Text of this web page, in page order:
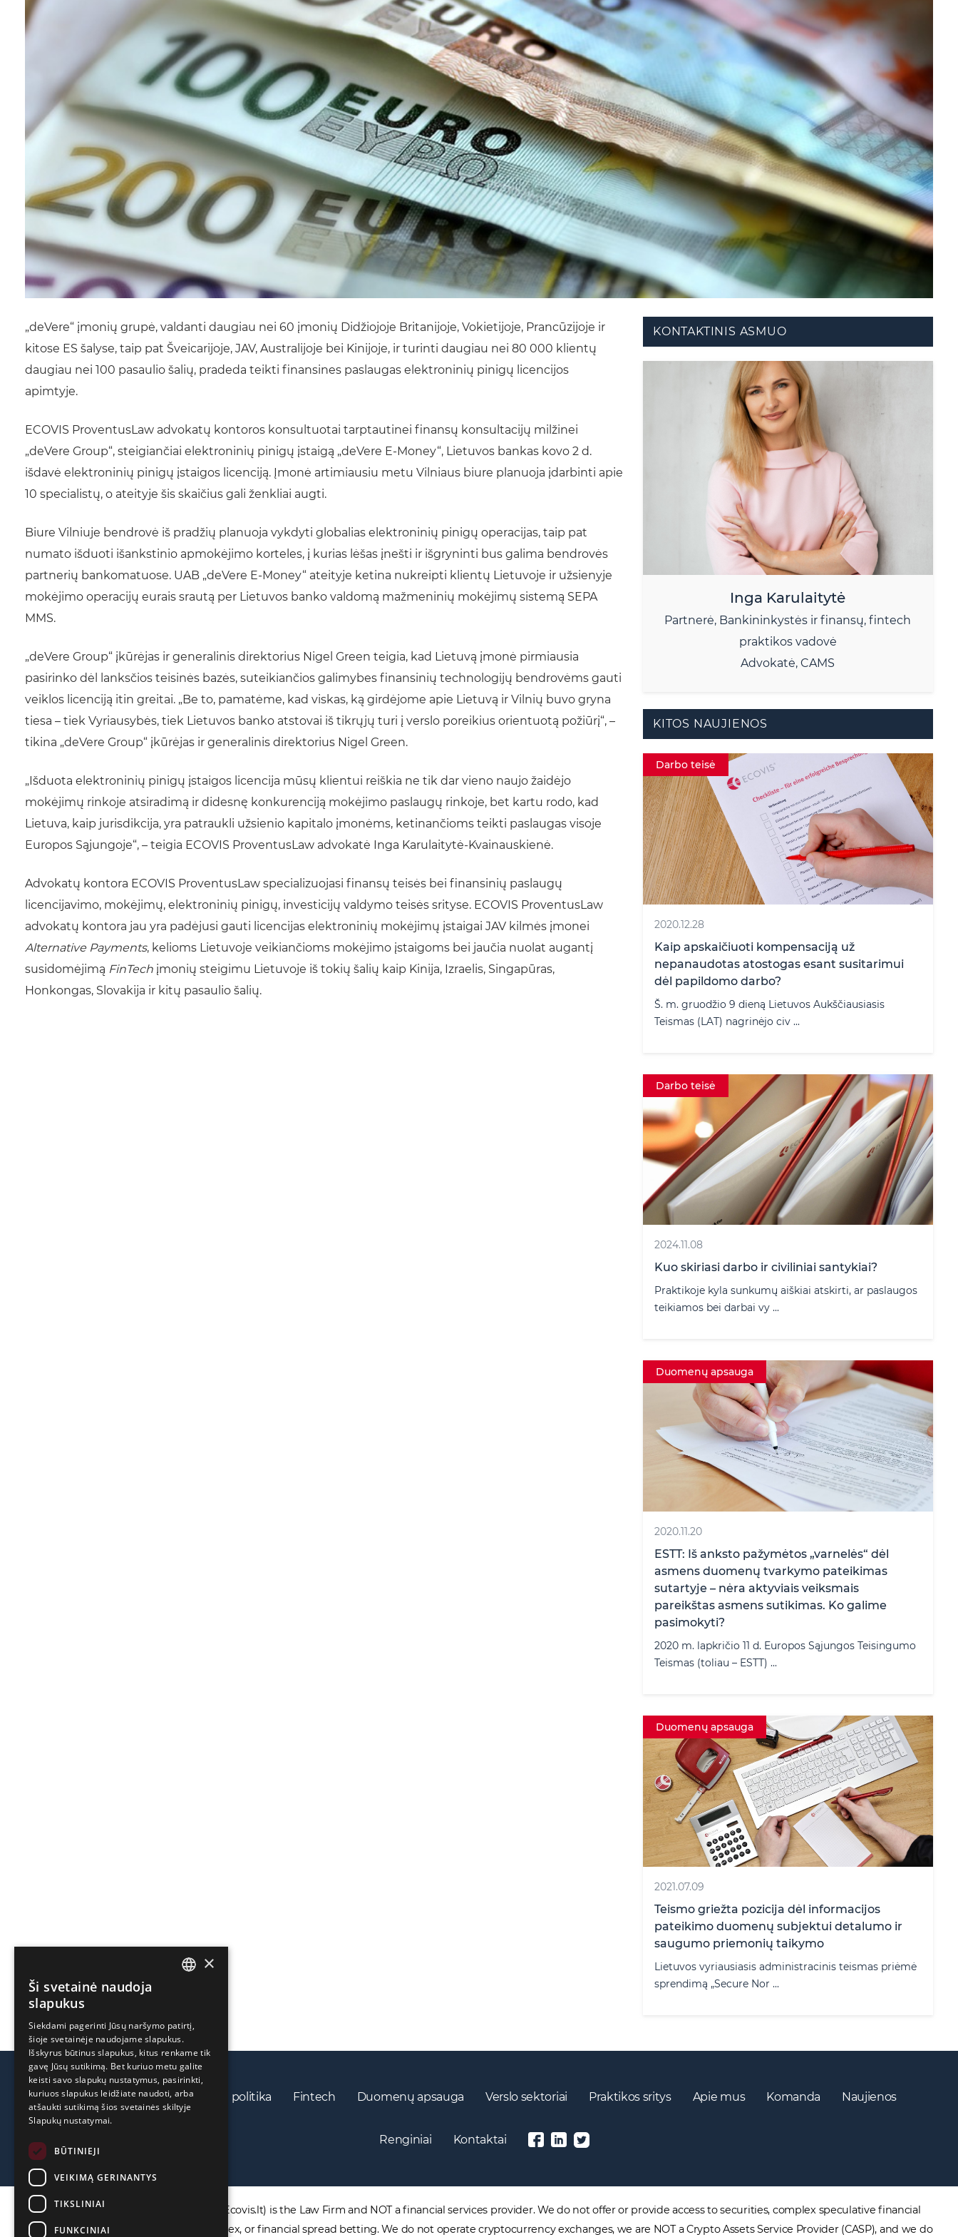
„deVere“ įmonių grupė, valdanti daugiau nei 60 įmonių Didžiojoje Britanijoje, Vokietijoje, Prancūzijoje ir
kitose ES šalyse, taip pat Šveicarijoje, JAV, Australijoje bei Kinijoje, ir turinti daugiau nei 80 000 klientų
daugiau nei 100 pasaulio šalių, pradeda teikti finansines paslaugas elektroninių pinigų licencijos
apimtyje.
ECOVIS ProventusLaw advokatų kontoros konsultuotai tarptautinei finansų konsultacijų milžinei
„deVere Group“, steigiančiai elektroninių pinigų įstaigą „deVere E-Money“, Lietuvos bankas kovo 2 d.
išdavė elektroninių pinigų įstaigos licenciją. Įmonė artimiausiu metu Vilniaus biure planuoja įdarbinti apie
10 specialistų, o ateityje šis skaičius gali ženkliai augti.
Biure Vilniuje bendrovė iš pradžių planuoja vykdyti globalias elektroninių pinigų operacijas, taip pat
numato išduoti išankstinio apmokėjimo korteles, į kurias lėšas įnešti ir išgryninti bus galima bendrovės
partnerių bankomatuose. UAB „deVere E-Money“ ateityje ketina nukreipti klientų Lietuvoje ir užsienyje
mokėjimo operacijų eurais srautą per Lietuvos banko valdomą mažmeninių mokėjimų sistemą SEPA
MMS.
„deVere Group“ įkūrėjas ir generalinis direktorius Nigel Green teigia, kad Lietuvą įmonė pirmiausia
pasirinko dėl lanksčios teisinės bazės, suteikiančios galimybes finansinių technologijų bendrovėms gauti
veiklos licenciją itin greitai. „Be to, pamatėme, kad viskas, ką girdėjome apie Lietuvą ir Vilnių buvo gryna
tiesa – tiek Vyriausybės, tiek Lietuvos banko atstovai iš tikrųjų turi į verslo poreikius orientuotą požiūrį“, –
tikina „deVere Group“ įkūrėjas ir generalinis direktorius Nigel Green.
„Išduota elektroninių pinigų įstaigos licencija mūsų klientui reiškia ne tik dar vieno naujo žaidėjo
mokėjimų rinkoje atsiradimą ir didesnę konkurenciją mokėjimo paslaugų rinkoje, bet kartu rodo, kad
Lietuva, kaip jurisdikcija, yra patraukli užsienio kapitalo įmonėms, ketinančioms teikti paslaugas visoje
Europos Sąjungoje“, – teigia ECOVIS ProventusLaw advokatė Inga Karulaitytė-Kvainauskienė.
Advokatų kontora ECOVIS ProventusLaw specializuojasi finansų teisės bei finansinių paslaugų
licencijavimo, mokėjimų, elektroninių pinigų, investicijų valdymo teisės srityse. ECOVIS ProventusLaw
advokatų kontora jau yra padėjusi gauti licencijas elektroninių mokėjimų įstaigai JAV kilmės įmonei
Alternative Payments, kelioms Lietuvoje veikiančioms mokėjimo įstaigoms bei jaučia nuolat augantį
susidomėjimą FinTech įmonių steigimu Lietuvoje iš tokių šalių kaip Kinija, Izraelis, Singapūras,
Honkongas, Slovakija ir kitų pasaulio šalių.
KONTAKTINIS ASMUO
Inga Karulaitytė
Partnerė, Bankininkystės ir finansų, fintech
praktikos vadovė
Advokatė, CAMS
KITOS NAUJIENOS
Darbo teisė
2020.12.28
Kaip apskaičiuoti kompensaciją už
nepanaudotas atostogas esant susitarimui
dėl papildomo darbo?
Š. m. gruodžio 9 dieną Lietuvos Aukščiausiasis
Teismas (LAT) nagrinėjo civ ...
Darbo teisė
2024.11.08
Kuo skiriasi darbo ir civiliniai santykiai?
Praktikoje kyla sunkumų aiškiai atskirti, ar paslaugos
teikiamos bei darbai vy ...
Duomenų apsauga
2020.11.20
ESTT: Iš anksto pažymėtos „varnelės“ dėl
asmens duomenų tvarkymo pateikimas
sutartyje – nėra aktyviais veiksmais
pareikštas asmens sutikimas. Ko galime
pasimokyti?
2020 m. lapkričio 11 d. Europos Sąjungos Teisingumo
Teismas (toliau – ESTT) ...
Duomenų apsauga
2021.07.09
Teismo griežta pozicija dėl informacijos
pateikimo duomenų subjektui detalumo ir
saugumo priemonių taikymo
Lietuvos vyriausiasis administracinis teismas priėmė
sprendimą „Secure Nor ...
Privatumo politika Slapukų politika Fintech Duomenų apsauga Verslo sektoriai Praktikos sritys Apie mus Komanda Naujienos
Renginiai Kontaktai
DISCLAIMER: ECOVIS ProventusLaw (Ecovis.lt) is the Law Firm and NOT a financial services provider. We do not offer or provide access to securities, complex speculative financial
products including CFDs, rolling spot forex, or financial spread betting. We do not operate cryptocurrency exchanges, we are NOT a Crypto Assets Service Provider (CASP), and we do
РУССКИЙ
中文（简体
×
Ši svetainė naudoja
slapukus
Siekdami pagerinti Jūsų naršymo patirtį,
šioje svetainėje naudojame slapukus.
Išskyrus būtinus slapukus, kitus renkame tik
gavę Jūsų sutikimą. Bet kuriuo metu galite
keisti savo slapukų nustatymus, pasirinkti,
kuriuos slapukus leidžiate naudoti, arba
atšaukti sutikimą šios svetainės skiltyje
Slapukų nustatymai.
BŪTINIEJI
VEIKIMĄ GERINANTYS
TIKSLINIAI
FUNKCINIAI